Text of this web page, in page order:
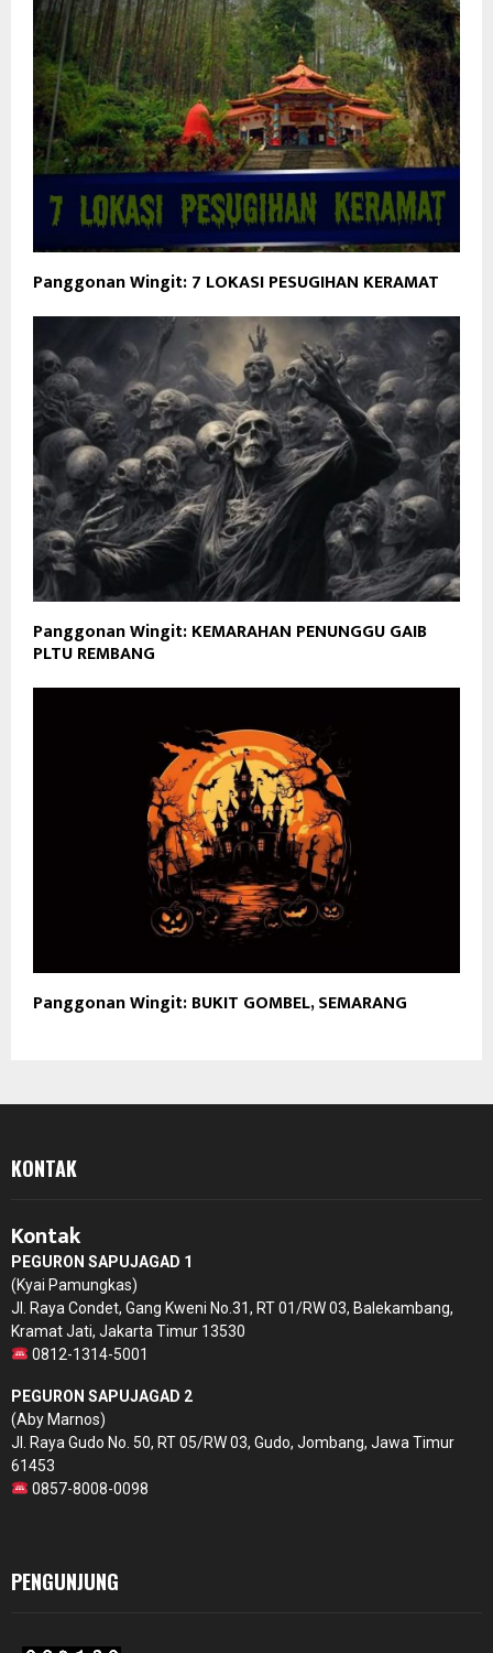
Panggonan Wingit: 7 LOKASI PESUGIHAN KERAMAT
Panggonan Wingit: KEMARAHAN PENUNGGU GAIB
PLTU REMBANG
Panggonan Wingit: BUKIT GOMBEL, SEMARANG
KONTAK
Kontak
PEGURON SAPUJAGAD 1
(Kyai Pamungkas)
Jl. Raya Condet, Gang Kweni No.31, RT 01/RW 03, Balekambang,
Kramat Jati, Jakarta Timur 13530
0812-1314-5001
PEGURON SAPUJAGAD 2
(Aby Marnos)
Jl. Raya Gudo No. 50, RT 05/RW 03, Gudo, Jombang, Jawa Timur
61453
0857-8008-0098
PENGUNJUNG